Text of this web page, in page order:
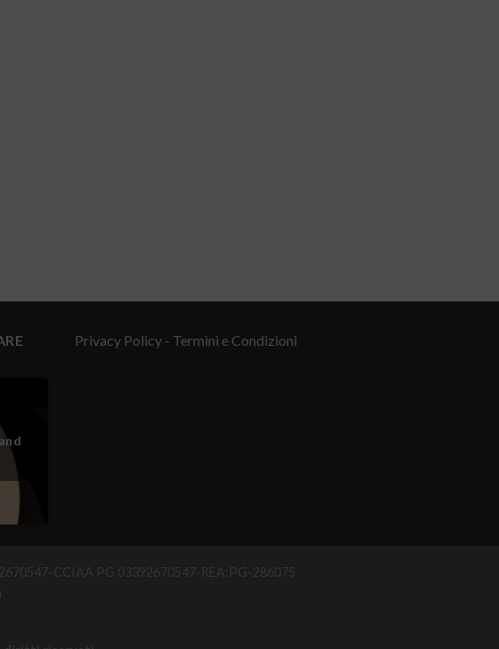
Privacy Policy - Termini e Condizioni
CCIAA PG 03392670547-REA:PG-286075